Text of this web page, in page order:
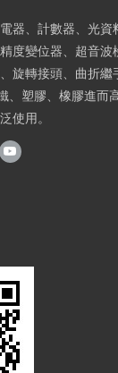
器、計數器、光資
度變位器、超音波
旋轉接頭、曲折繼
、塑膠、橡膠進而
使用。